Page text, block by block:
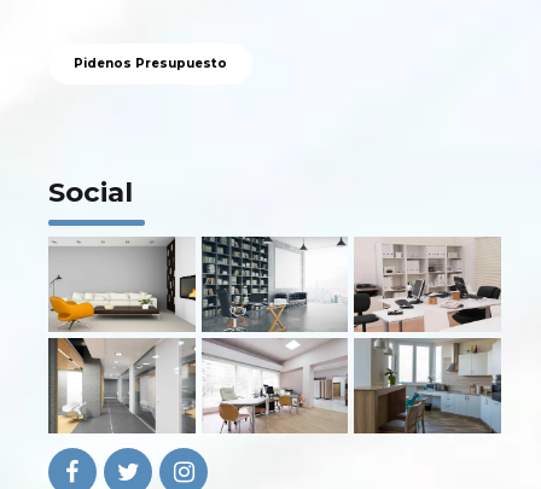
Pidenos Presupuesto
Social